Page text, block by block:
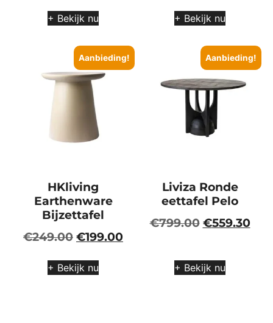
+ Bekijk nu + Bekijk nu
Aanbieding!
HKliving
Earthenware
Bijzettafel
€249.00 €199.00
+ Bekijk nu
Aanbieding!
Liviza Ronde
eettafel Pelo
€799.00 €559.30
+ Bekijk nu